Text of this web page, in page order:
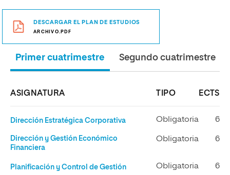
DESCARGAR EL PLAN DE ESTUDIOS
ARCHIVO.PDF
Primer cuatrimestre Segundo cuatrimestre
ASIGNATURA TIPO ECTS
Dirección Estratégica Corporativa Obligatoria 6
Dirección y Gestión Económico
Financiera
Obligatoria 6
Planificación y Control de Gestión Obligatoria 6